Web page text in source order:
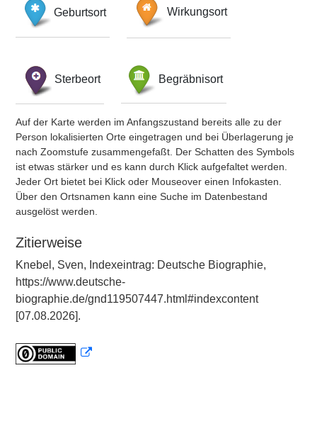
Geburtsort Wirkungsort
Sterbeort Begräbnisort
Auf der Karte werden im Anfangszustand bereits alle zu der
Person lokalisierten Orte eingetragen und bei Überlagerung je
nach Zoomstufe zusammengefaßt. Der Schatten des Symbols
ist etwas stärker und es kann durch Klick aufgefaltet werden.
Jeder Ort bietet bei Klick oder Mouseover einen Infokasten.
Über den Ortsnamen kann eine Suche im Datenbestand
ausgelöst werden.
Zitierweise
Knebel, Sven, Indexeintrag: Deutsche Biographie,
https://www.deutsche-
biographie.de/gnd119507447.html#indexcontent
[07.08.2026].